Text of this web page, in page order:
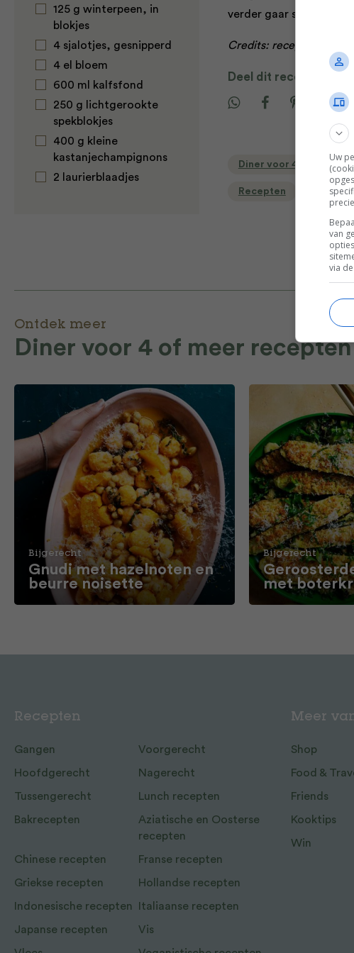
125 g winterpeen, in
blokjes
4 sjalotjes, gesnipperd
4 el bloem
600 ml kalfsfond
250 g lichtgerookte
spekblokjes
400 g kleine
kastanjechampignons
2 laurierblaadjes
verder gaar stoven.
Credits: receptuur
Deel dit recept
Diner voor 4 of meer
Recepten
Ontdek meer
Diner voor 4 of meer recepten
Bijgerecht
Gnudi met hazelnoten en
beurre noisette
Bijgerecht
met
Recepten
Gangen Voorgerecht
Hoofdgerecht Nagerecht
Tussengerecht Lunch recepten
Bakrecepten
Aziatische en Oosterse
recepten
Chinese recepten Franse recepten
Griekse recepten Hollandse recepten
Indonesische recepten Italiaanse recepten
Japanse recepten Vis
Meer
Shop
Food &
Friends
Kooktips
Win
Uw
van
via